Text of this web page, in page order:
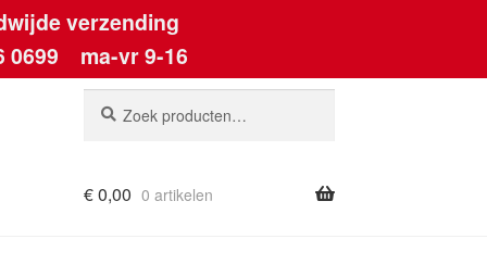
verzending
0699 ma-vr 9-16
naar:
€0,00 0 artikelen